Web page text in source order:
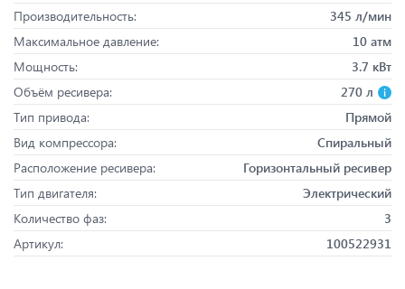
Производительность:
345 л/мин
Максимальное давление:
10 атм
Мощность:
3.7 кВт
Объём ресивера:
270 л
Тип привода:
Прямой
Вид компрессора:
Спиральный
Расположение ресивера:
Горизонтальный ресивер
Тип двигателя:
Электрический
Количество фаз:
3
Артикул:
100522931